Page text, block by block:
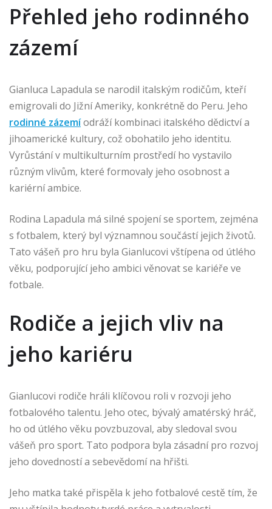
Přehled jeho rodinného
zázemí
Gianluca Lapadula se narodil italským rodičům, kteří
emigrovali do Jižní Ameriky, konkrétně do Peru. Jeho
rodinné zázemíodráží kombinaci italského dědictví a
jihoamerické kultury, což obohatilo jeho identitu.
Vyrůstání v multikulturním prostředí ho vystavilo
různým vlivům, které formovaly jeho osobnost a
kariérní ambice.
Rodina Lapadula má silné spojení se sportem, zejména
s fotbalem, který byl významnou součástí jejich životů.
Tato vášeň pro hru byla Gianlucovi vštípena od útlého
věku, podporující jeho ambici věnovat se kariéře ve
fotbale.
Rodiče a jejich vliv na
jeho kariéru
Gianlucovi rodiče hráli klíčovou roli v rozvoji jeho
fotbalového talentu. Jeho otec, bývalý amatérský hráč,
ho od útlého věku povzbuzoval, aby sledoval svou
vášeň pro sport. Tato podpora byla zásadní pro rozvoj
jeho dovedností a sebevědomí na hřišti.
Jeho matka také přispěla k jeho fotbalové cestě tím, že